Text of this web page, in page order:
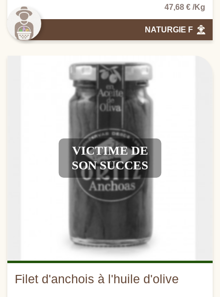
47,68 € /Kg
NATURGIE F
VICTIME DE
SON SUCCES
Filet d'anchois à l'huile d'olive